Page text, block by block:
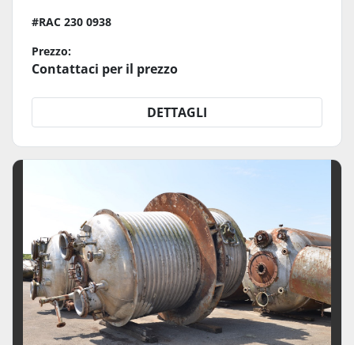
#RAC 230 0938
Prezzo:
Contattaci per il prezzo
DETTAGLI